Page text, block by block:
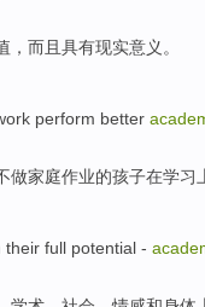
， 而且 具有现实意义 。
perform better
做家庭作业的孩子在学习
their full potential -